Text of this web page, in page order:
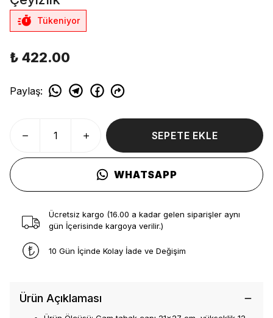
Tükeniyor
₺ 422.00
Paylaş:
SEPETE EKLE
WHATSAPP
Ücretsiz kargo (16.00 a kadar gelen siparişler aynı
gün İçerisinde kargoya verilir.)
10 Gün İçinde Kolay İade ve Değişim
Ürün Açıklaması